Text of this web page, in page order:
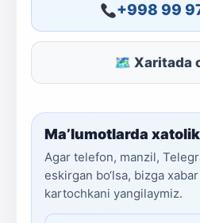
+998 99
🗺 Xaritada
Ma’lumotlarda
Agar telefon, manzil,
eskirgan bo‘lsa, bizga
kartochkani yangilaymiz.